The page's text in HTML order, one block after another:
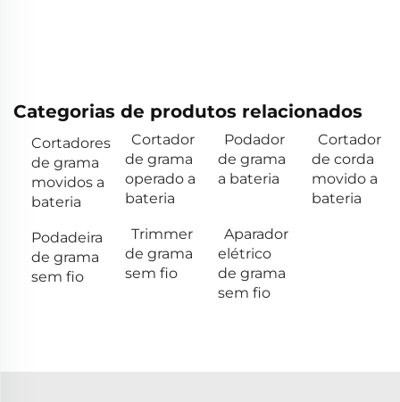
Categorias de produtos relacionados
Cortadores
de grama
movidos a
bateria
Cortador
de grama
operado a
bateria
Podador
de grama
a bateria
Cortador
de corda
movido a
bateria
Podadeira
de grama
sem fio
Trimmer
de grama
sem fio
Aparador
elétrico
de grama
sem fio